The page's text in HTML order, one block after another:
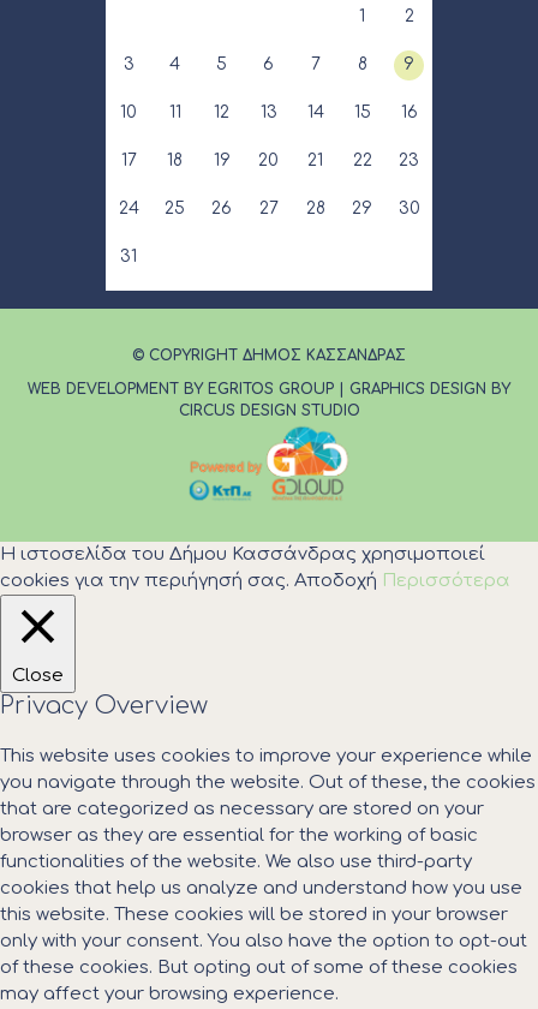
1 2
3 4 5 6 7 8 9
10 11 12 13 14 15 16
17 18 19 20 21 22 23
24 25 26 27 28 29 30
31
© COPYRIGHT ΔΗΜΟΣ ΚΑΣΣΑΝΔΡΑΣ
WEB DEVELOPMENT BY EGRITOS GROUP
GRAPHICS DESIGN BY
CIRCUS DESIGN STUDIO
Η ιστοσελίδα του Δήμου Κασσάνδρας χρησιμοποιεί
cookies για την περιήγησή σας. Αποδοχή Περισσότερα
Close
Privacy Overview
This website uses cookies to improve your experience while
you navigate through the website. Out of these, the cookies
that are categorized as necessary are stored on your
browser as they are essential for the working of basic
functionalities of the website. We also use third-party
cookies that help us analyze and understand how you use
this website. These cookies will be stored in your browser
only with your consent. You also have the option to opt-out
of these cookies. But opting out of some of these cookies
may affect your browsing experience.